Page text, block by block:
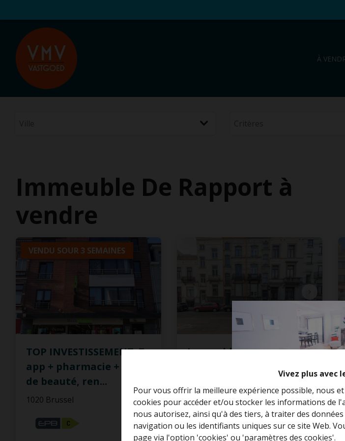
Vivez plus avec
Pour vous offrir la meilleure expérience possible, nous
cookies pour accéder et/ou stocker les informations de
nous autorisez, ainsi qu'à des tiers, à traiter des
navigation ou les identifiants uniques sur ce site Web.
page via l'option 'cookies' ou 'paramètres des cookies'.
À
Immeuble De Rapport à
vendre
VENDU SOUR 3 SEMAINES
TOP INVESTISSEMENT: 7
app + pharmacie + salon
de beauté, ren...
1020 Brussel
Immeuble de rapport de
Leopold I-straat 24, 1020 Laken
€ 525.000
Curieux de connaître
maison
Estimation